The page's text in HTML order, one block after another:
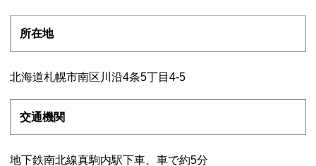
所在地
北海道札幌市南区川沿4条5丁目4-5
交通機関
地下鉄南北線真駒内駅下車、車で約5分